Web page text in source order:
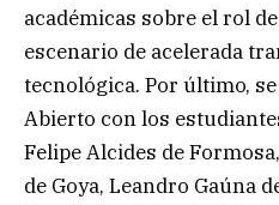
académicas sobre el rol
escenario de acelerada
tecnológica. Por último,
Abierto con los
Felipe Alcides de
de Goya, Leandro Gaúna